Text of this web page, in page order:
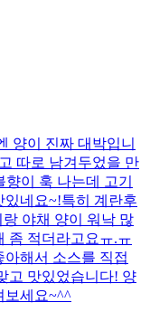
양이 진짜 대박입니
따로 남겨두었을 만
이 훅 나는데 고기
있네요~!특히 계란후
야채 양이 워낙 많
좀 적더라고요ㅠ.ㅠ
해서 소스를 직접
고 맛있었습니다! 양
보세요~^^